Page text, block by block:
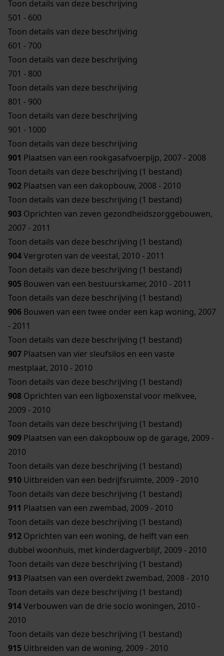
Toon details van deze beschrijving
501 - 600
Toon details van deze beschrijving
601 - 700
Toon details van deze beschrijving
701 - 800
Toon details van deze beschrijving
801 - 900
Toon details van deze beschrijving
901 - 1000
Toon details van deze beschrijving
901 Plaatsen van een rookgasafvoerpijp, 2007 - 2008
Toon details van deze beschrijving (1 bestand)
902 Plaatsen van een dakopbouw, 2008 - 2010
Toon details van deze beschrijving (1 bestand)
903 Oprichten van zeven gezondheidszorggebouwen,
2007 - 2011
Toon details van deze beschrijving (1 bestand)
904Vergroten van de veestal, 2010 - 2011
Toon details van deze beschrijving (1 bestand)
905 Bouwen van een bestuurskamer, 2010 - 2011
Toon details van deze beschrijving (1 bestand)
906 Bouwen van een twee onder een kap woning, 2007
- 2011
Toon details van deze beschrijving (1 bestand)
907 Plaatsen van vier sleufsilos en een vaste
mestplaat, 2010 - 2010
Toon details van deze beschrijving (1 bestand)
908 Oprichten van een ligboxenstal voor melkvee,
2009 - 2010
Toon details van deze beschrijving (1 bestand)
909 Plaatsen van een dakopbouw op de garage, 2009 -
2010
Toon details van deze beschrijving (1 bestand)
910 Uitbreiden van een bedrijfsruimte, 2009 - 2010
Toon details van deze beschrijving (1 bestand)
911 Plaatsen van een zwembad, 2009 - 2010
Toon details van deze beschrijving (1 bestand)
912 Oprichten van een woning, de helft van een
dubbel woonhuis, met kinderdagverblijf, 2009 - 2010
Toon details van deze beschrijving (1 bestand)
913 Plaatsen van een overdekt zwembad, 2008 - 2010
Toon details van deze beschrijving (1 bestand)
914Verbouwen van de drie socio woningen, 2010 -
2010
Toon details van deze beschrijving (1 bestand)
915 Uitbreiden van de woning, 2009 - 2010